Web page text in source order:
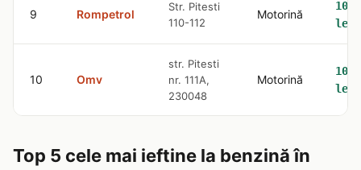
9 Rompetrol
Str. Pitesti
110-112
Motorină
lei
10 Omv
str. Pitesti
nr. 111A,
230048
Motorină
lei
Top 5 cele mai ieftine la benzină în